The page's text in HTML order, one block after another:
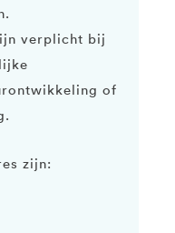
verplicht bij
of
zijn: